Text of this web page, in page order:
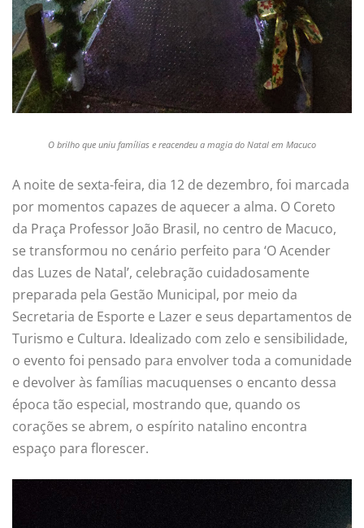
O brilho que uniu famílias e reacendeu a magia do Natal em Macuco
A noite de sexta-feira, dia 12 de dezembro, foi marcada
por momentos capazes de aquecer a alma. O Coreto
da Praça Professor João Brasil, no centro de Macuco,
se transformou no cenário perfeito para ‘O Acender
das Luzes de Natal’, celebração cuidadosamente
preparada pela Gestão Municipal, por meio da
Secretaria de Esporte e Lazer e seus departamentos de
Turismo e Cultura. Idealizado com zelo e sensibilidade,
o evento foi pensado para envolver toda a comunidade
e devolver às famílias macuquenses o encanto dessa
época tão especial, mostrando que, quando os
corações se abrem, o espírito natalino encontra
espaço para florescer.